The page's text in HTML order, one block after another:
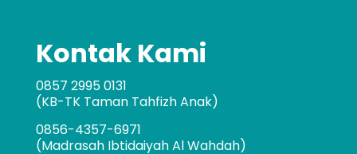
Kontak Kami
0857 2995 0131
(KB-TK Taman Tahfizh Anak)
0856-4357-6971
(Madrasah Ibtidaiyah Al Wahdah)